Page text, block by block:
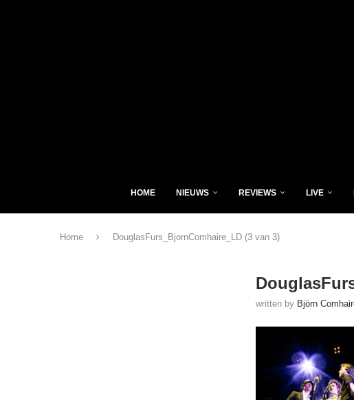
HOME NIEUWS REVIEWS LIVE
Home DouglasFurs_BjornComhaire_LD (3 van 3)
written by Björn